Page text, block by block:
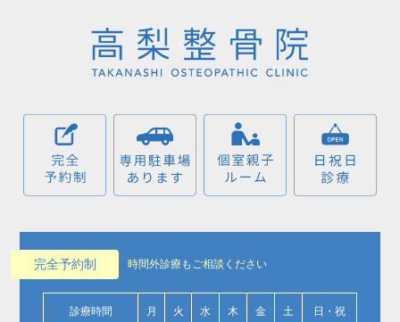
完全予約制 時間外診療もご相談ください
診療時間 月 火 水 木 金 土 日・祝